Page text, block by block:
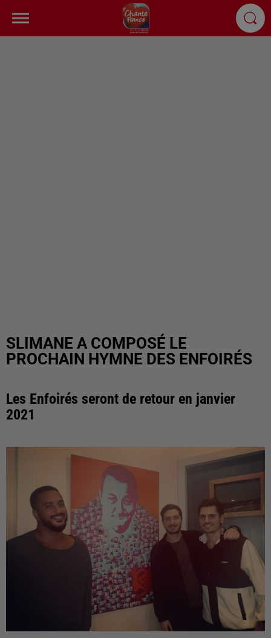
SLIMANE A COMPOSÉ LE
PROCHAIN HYMNE DES ENFOIRÉS
Les Enfoirés seront de retour en janvier
2021